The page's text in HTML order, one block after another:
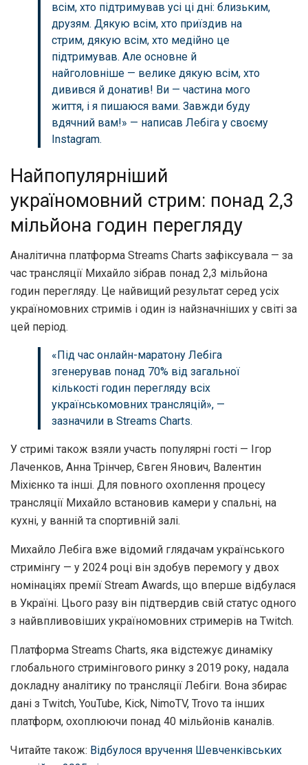
всім, хто підтримував усі ці дні: близьким,
друзям. Дякую всім, хто приїздив на
стрим, дякую всім, хто медійно це
підтримував. Але основне й
найголовніше — велике дякую всім, хто
дивився й донатив! Ви — частина мого
життя, і я пишаюся вами. Завжди буду
вдячний вам!» — написав Лебіга у своєму
Instagram.
Найпопулярніший
україномовний стрим: понад 2,3
мільйона годин перегляду
Аналітична платформа Streams Charts зафіксувала — за
час трансляції Михайло зібрав понад 2,3 мільйона
годин перегляду. Це найвищий результат серед усіх
україномовних стримів і один із найзначніших у світі за
цей період.
«Під час онлайн-маратону Лебіга
згенерував понад 70% від загальної
кількості годин перегляду всіх
українськомовних трансляцій», —
зазначили в Streams Charts.
У стримі також взяли участь популярні гості — Ігор
Лаченков, Анна Трінчер, Євген Янович, Валентин
Міхієнко та інші. Для повного охоплення процесу
трансляції Михайло встановив камери у спальні, на
кухні, у ванній та спортивній залі.
Михайло Лебіга вже відомий глядачам українського
стримінгу — у 2024 році він здобув перемогу у двох
номінаціях премії Stream Awards, що вперше відбулася
в Україні. Цього разу він підтвердив свій статус одного
з найвпливовіших україномовних стримерів на Twitch.
Платформа Streams Charts, яка відстежує динаміку
глобального стримінгового ринку з 2019 року, надала
докладну аналітику по трансляції Лебіги. Вона збирає
дані з Twitch, YouTube, Kick, NimoTV, Trovo та інших
платформ, охоплюючи понад 40 мільйонів каналів.
Читайте також: Відбулося вручення Шевченківських